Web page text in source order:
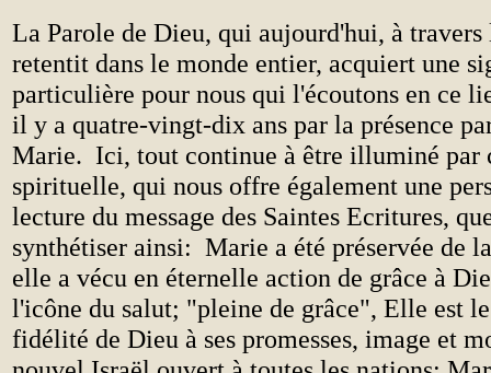
La Parole de Dieu, qui aujourd'hui, à
retentit dans le monde entier, acquiert une
particulière pour nous qui l'écoutons en ce
il y a quatre-vingt-dix ans par la présence
Marie. Ici, tout continue à être illuminé par
spirituelle, qui nous offre également une
lecture du message des Saintes Ecritures,
synthétiser ainsi: Marie a été préservée de
elle a vécu en éternelle action de grâce à
l'icône du salut; "pleine de grâce", Elle est
fidélité de Dieu à ses promesses, image et